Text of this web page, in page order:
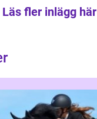
Läs fler inlägg här